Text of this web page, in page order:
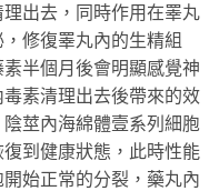
出去，同時作用在睪丸
修復睪丸內的生精組
半個月後會明顯感覺神
素清理出去後帶來的效
莖內海綿體壹系列細胞
到健康狀態，此時性能
始正常的分裂，藥丸內